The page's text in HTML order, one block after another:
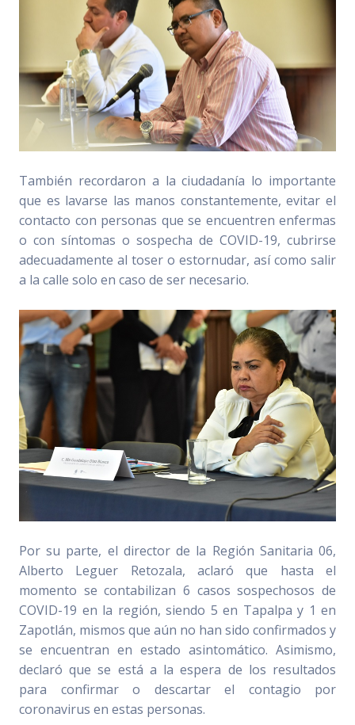
También recordaron a la ciudadanía lo importante
que es lavarse las manos constantemente, evitar el
contacto con personas que se encuentren enfermas
o con síntomas o sospecha de COVID-19, cubrirse
adecuadamente al toser o estornudar, así como salir
a la calle solo en caso de ser necesario.
Por su parte, el director de la Región Sanitaria 06,
Alberto Leguer Retozala, aclaró que hasta el
momento se contabilizan 6 casos sospechosos de
COVID-19 en la región, siendo 5 en Tapalpa y 1 en
Zapotlán, mismos que aún no han sido confirmados y
se encuentran en estado asintomático. Asimismo,
declaró que se está a la espera de los resultados
para confirmar o descartar el contagio por
coronavirus en estas personas.